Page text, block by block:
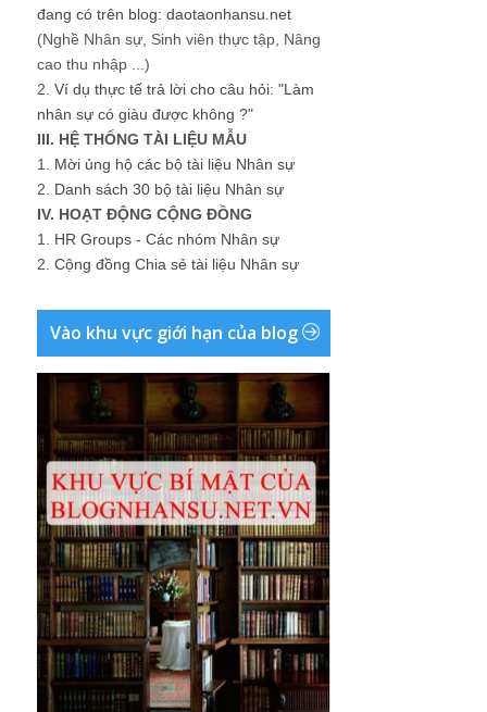
đang có trên blog: daotaonhansu.net
(Nghề Nhân sự, Sinh viên thực tập, Nâng
cao thu nhập ...)
2. Ví dụ thực tế trả lời cho câu hỏi: "Làm
nhân sự có giàu được không ?"
III. HỆ THỐNG TÀI LIỆU MẪU
1. Mời ủng hộ các bộ tài liệu Nhân sự
2. Danh sách 30 bộ tài liệu Nhân sự
IV. HOẠT ĐỘNG CỘNG ĐỒNG
1. HR Groups - Các nhóm Nhân sự
2. Cộng đồng Chia sẻ tài liệu Nhân sự
Vào khu vực giới hạn của blog